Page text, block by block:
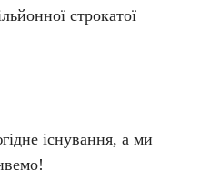
строкатої
існування, а ми